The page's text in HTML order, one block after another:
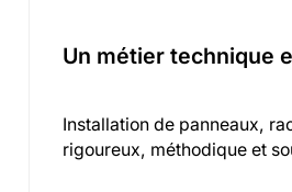
Un métier technique
Installation de panneaux,
rigoureux, méthodique et